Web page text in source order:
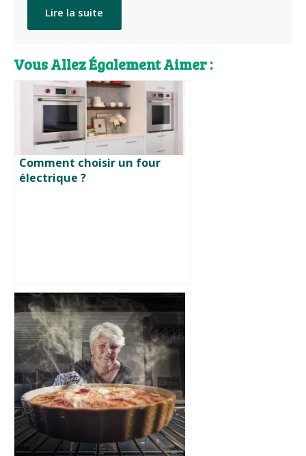
Lire la suite
Vous Allez Également Aimer :
Comment choisir un four
électrique ?